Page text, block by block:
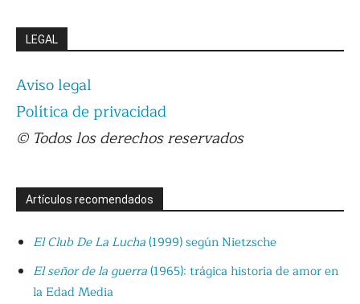
LEGAL
Aviso legal
Política de privacidad
© Todos los derechos reservados
Artículos recomendados
El Club De La Lucha(1999) según Nietzsche
El señor de la guerra(1965): trágica historia de amor en
la Edad Media